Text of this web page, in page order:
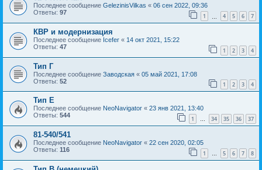
Последнее сообщение GelezinisVilkas « 06 сен 2022, 09:36
Ответы: 97 1 4 5 6 7
КВР и модернизация
Последнее сообщение Icefer « 14 окт 2021, 15:22
Ответы: 47 1 2 3 4
Тип Г
Последнее сообщение Заводская « 05 май 2021, 17:08
Ответы: 52 1 2 3 4
Тип Е
Последнее сообщение NeoNavigator « 23 янв 2021, 13:40
Ответы: 544 1 … 34 35 36 37
81-540/541
Последнее сообщение NeoNavigator « 22 сен 2020, 02:05
Ответы: 116 1 … 5 6 7 8